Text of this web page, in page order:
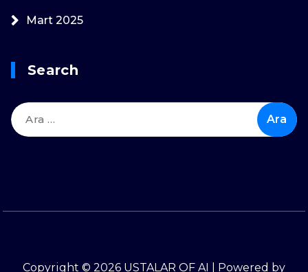
Mart 2025
Search
Arama:
Copyright © 2026 USTALAR OF AI | Powered by